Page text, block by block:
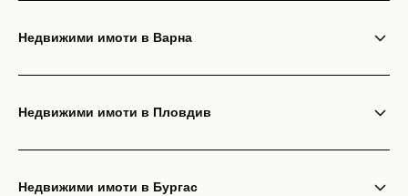
Недвижими имоти в Варна
Недвижими имоти в Пловдив
Недвижими имоти в Бургас